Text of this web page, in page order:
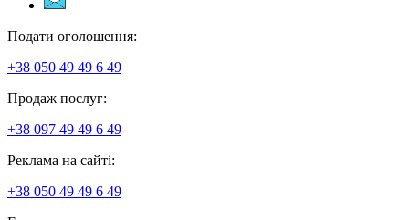
Подати оголошення:
+38 050 49 49 6 49
Продаж послуг:
+38 097 49 49 6 49
Реклама на сайті:
+38 050 49 49 6 49